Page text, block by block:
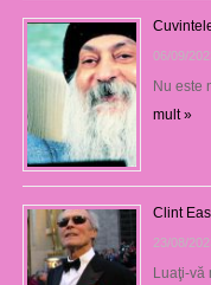
06/09/
Nu este
mult »
Clint
23/08/
Luaţi-vă